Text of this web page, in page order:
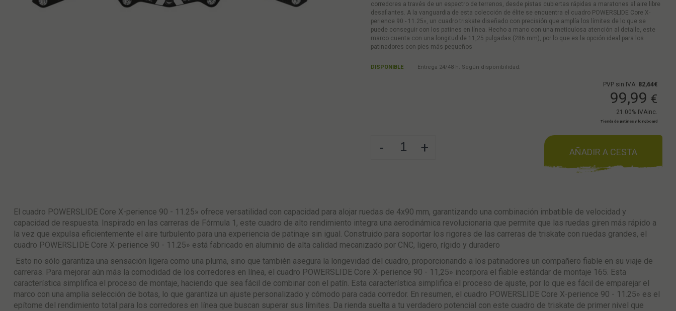
corredores a través de un espectro de terrenos, desde pistas cubiertas rápidas a maratones al aire libre
desafiantes. A la vanguardia de esta colección de élite se encuentra el cuadro POWERSLIDE Core X-
perience 90 - 11.25», un cuadro triskate diseñado con precisión que amplía los límites de lo que se
puede conseguir con los patines en línea. Hecho a mano con una meticulosa atención al detalle, este
marco cuenta con una longitud de 11,25 pulgadas (286 mm), por lo que es la opción ideal para los
patinadores con pies más pequeños
DISPONIBLE Entrega 24/48 h. Según disponibilidad.
PVP sin IVA: 82,64€
99,99 €
21.00% IVAinc.
Tienda de patines y longboard
- + AÑADIR A CESTA
El cuadro POWERSLIDE Core X-perience 90 - 11.25» ofrece versatilidad con capacidad para alojar ruedas de 4x90 mm, garantizando una combinación imbatible de velocidad y
capacidad de respuesta. Inspirado en las carreras de Fórmula 1, este cuadro de alto rendimiento integra una aerodinámica revolucionaria que permite que las ruedas giren más rápido a
la vez que expulsa eficientemente el aire turbulento para una experiencia de patinaje sin igual. Construido para soportar los rigores de las carreras de triskate con ruedas grandes, el
cuadro POWERSLIDE Core X-perience 90 - 11.25» está fabricado en aluminio de alta calidad mecanizado por CNC, ligero, rígido y duradero
Esto no sólo garantiza una sensación ligera como una pluma, sino que también asegura la longevidad del cuadro, proporcionando a los patinadores un compañero fiable en su viaje de
carreras. Para mejorar aún más la comodidad de los corredores en línea, el cuadro POWERSLIDE Core X-perience 90 - 11,25» incorpora el fiable estándar de montaje 165. Esta
característica simplifica el proceso de montaje, haciendo que sea fácil de combinar con el patín. Esta característica simplifica el proceso de ajuste, por lo que es fácil de emparejar el
marco con una amplia selección de botas, lo que garantiza un ajuste personalizado y cómodo para cada corredor. En resumen, el cuadro POWERSLIDE Core X-perience 90 - 11.25» es el
epítome del rendimiento total para los corredores en línea que buscan superar sus límites. Da rienda suelta a tu verdadero potencial con este cuadro de triskate de primer nivel que